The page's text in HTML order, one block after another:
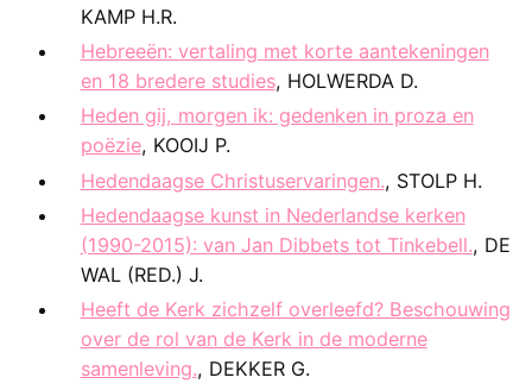
KAMP H.R.
Hebreeën: vertaling met korte aantekeningen
en 18 bredere studies, HOLWERDA D.
Heden gij, morgen ik: gedenken in proza en
poëzie, KOOIJ P.
Hedendaagse Christuservaringen., STOLP H.
Hedendaagse kunst in Nederlandse kerken
(1990-2015): van Jan Dibbets tot Tinkebell., DE
WAL (RED.) J.
Heeft de Kerk zichzelf overleefd? Beschouwing
over de rol van de Kerk in de moderne
samenleving., DEKKER G.